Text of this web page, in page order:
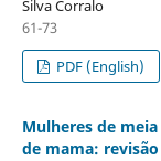
Silva Corralo
61-73
PDF (English)
Mulheres de
de mama: